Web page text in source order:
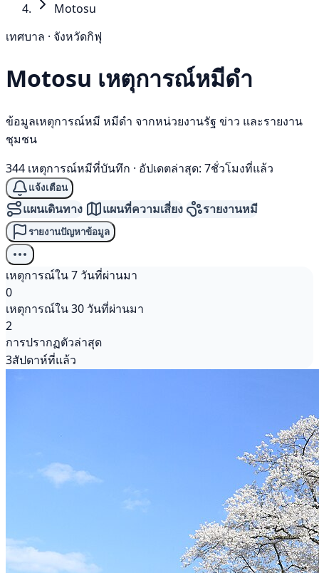
Motosu
เทศบาล · จังหวัดกิฟุ
Motosu เหตุการณ์หมีดำ
ข้อมูลเหตุการณ์หมี หมีดำ จากหน่วยงานรัฐ ข่าว และรายงาน
ชุมชน
344 เหตุการณ์หมีที่บันทึก · อัปเดตล่าสุด: 7ชั่วโมงที่แล้ว
แจ้งเตือน
แผนเดินทาง แผนที่ความเสี่ยง รายงานหมี
รายงานปัญหาข้อมูล
เหตุการณ์ใน 7 วันที่ผ่านมา
0
เหตุการณ์ใน 30 วันที่ผ่านมา
2
การปรากฏตัวล่าสุด
3สัปดาห์ที่แล้ว